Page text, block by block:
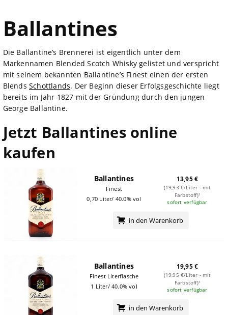
Ballantines
Die Ballantine’s Brennerei ist eigentlich unter dem
Markennamen Blended Scotch Whisky gelistet und verspricht
mit seinem bekannten Ballantine’s Finest einen der ersten
Blends Schottlands. Der Beginn dieser Erfolgsgeschichte liegt
bereits im Jahr 1827 mit der Gründung durch den jungen
George Ballantine.
Jetzt Ballantines online
kaufen
Ballantines
Finest
0,70 Liter/ 40.0% vol
13,95 €
(19,93 €/Liter - mit
Farbstoff)¹
sofort verfügbar
in den Warenkorb
Ballantines
Finest Literflasche
1 Liter/ 40.0% vol
19,95 €
(19,95 €/Liter - mit
Farbstoff)¹
sofort verfügbar
in den Warenkorb